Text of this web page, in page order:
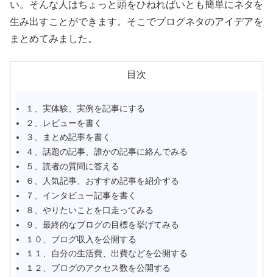
い。そんな人はちょっと頭をひねればいとも簡単にネタを
生み出すことができます。そこでブログネタのアイデアを
まとめてみました。
目次
１、実体験、実例を記事にする
２、レビューを書く
３、まとめ記事を書く
４、話題の記事、誰かの記事に絡んでみる
５、読者の質問に答える
６、人気記事、おすすめ記事を紹介する
７、インタビュー記事を書く
８、やりたいことを口走ってみる
９、最終的なブログの目標を挙げてみる
１０、ブログ収入を公開する
１１、自分の生活費、出費などを公開する
１２、ブログのアクセス数を公開する